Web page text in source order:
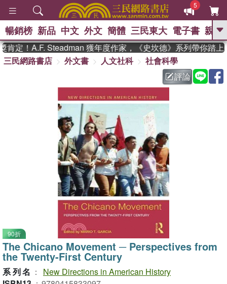
5
GO
熱搜： 東野圭吾 、 高希均教授回憶錄
父親節 、 如果歷
暑期推薦 、 國際布克
獎 臺灣漫遊錄 、 方念華
登輝時代 、 數學女孩：黎曼猜想
偉大的迷走神經
暢銷榜 新品 中文 外文 簡體 三民東大 電子書 親子
定！A.F. Steadman 獲年度作家，《史坎德》系列帶你踏上
三民網路書店
外文書 人文社科
社會科學
評論
90折
The Chicano Movement ─ Perspectives from
the Twenty-First Century
系列名 ：
New Directions in American History